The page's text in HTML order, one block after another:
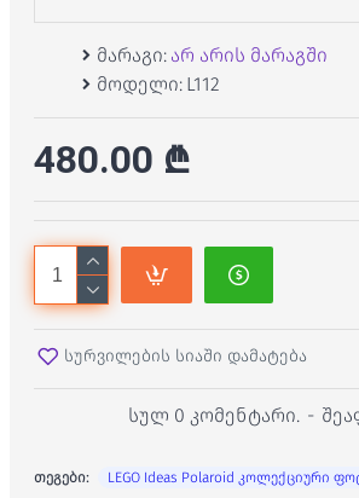
მარაგი: არ არის მარაგში
მოდელი: L112
სულ 0 კომენტარი. -
480.00 ₾
სურვილების სიაში დამატება
თეგები: LEGO Ideas Polaroid კოლექციური